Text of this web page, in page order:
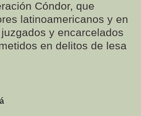
Cóndor, que
latinoamericanos y en
y encarcelados
en delitos de lesa